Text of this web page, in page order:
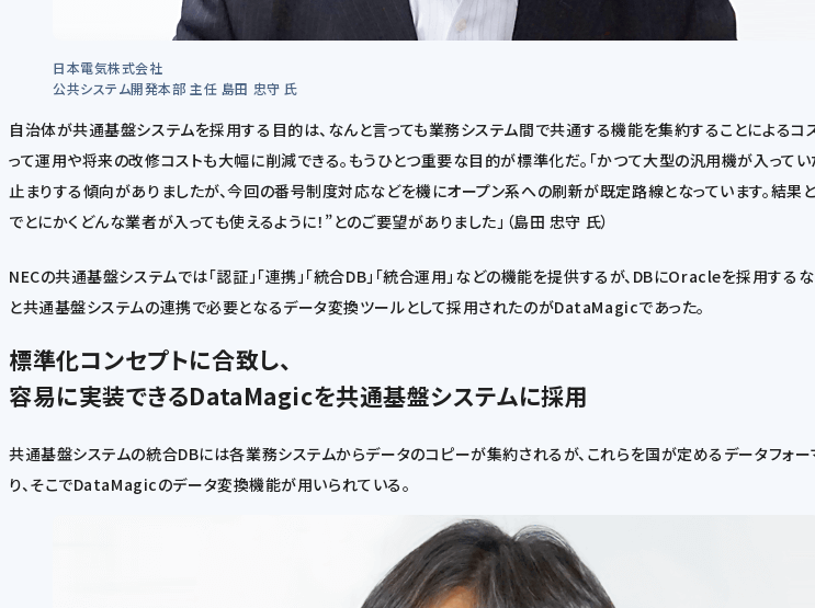
日本電気株式会社
公共システム開発本部 主任 島田 忠守 氏
自治体が共通基盤システムを採用する目的は、なんと言っても業務システム間で共通する機能を集約することによるコ
って運用や将来の改修コストも大幅に削減できる。もうひとつ重要な目的が標準化だ。「かつて大型の汎用機が入って
止まりする傾向がありましたが、今回の番号制度対応などを機にオープン系への刷新が既定路線となっています。結果
でとにかくどんな業者が入っても使えるように！”とのご要望がありました」（島田 忠守 氏）
NECの共通基盤システムでは「認証」「連携」「統合DB」「統合運用」などの機能を提供するが、DBにOracleを採用する
と共通基盤システムの連携で必要となるデータ変換ツールとして採用されたのがDataMagicであった。
標準化コンセプトに合致し、
容易に実装できるDataMagicを共通基盤システムに採用
共通基盤システムの統合DBには各業務システムからデータのコピーが集約されるが、これらを国が定めるデータフォ
り、そこでDataMagicのデータ変換機能が用いられている。